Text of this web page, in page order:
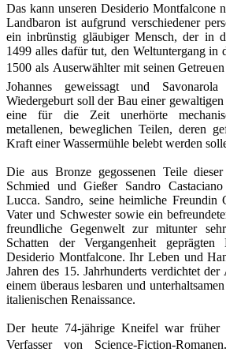
Das kann unseren Desiderio Montfalcone
Landbaron ist aufgrund verschiedener
ein inbrünstig gläubiger Mensch, der in
1499 alles dafür tut, den Weltuntergang in
1500 als Auserwählter mit seinen
Johannes geweissagt und
Wiedergeburt soll der Bau einer
eine für die Zeit unerhörte
metallenen, beweglichen Teilen, deren
Kraft einer Wassermühle belebt werden
Die aus Bronze gegossenen Teile
Schmied und Gießer Sandro
Lucca. Sandro, seine heimliche Freundin
Vater und Schwester sowie ein
freundliche Gegenwelt zur mitunter
Schatten der Vergangenheit geprägten
Desiderio Montfalcone. Ihr Leben und
Jahren des 15. Jahrhunderts verdichtet
einem überaus lesbaren und
italienischen Renaissance.
Der heute 74-jährige Kneifel war früher
Verfasser von Science-Fiction-